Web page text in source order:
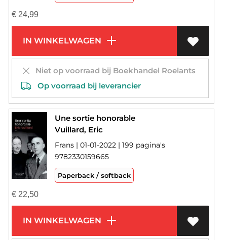
€24,99
IN WINKELWAGEN
Niet op voorraad bij Boekhandel Roelants
Op voorraad bij leverancier
Une sortie honorable
Vuillard, Eric
Frans | 01-01-2022 | 199 pagina's
9782330159665
Paperback / softback
€22,50
IN WINKELWAGEN